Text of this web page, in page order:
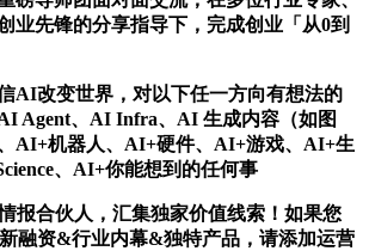
业先锋的分享指导下，完成创业「从0到
改变世界，对以下任一方向有想法的
Agent、AI Infra、AI 生成内容（如图
AI+机器人、AI+硬件、AI+游戏、AI+生
、AI+你能想到的任何事
合伙人，汇集独家价值线索！如果您
融资&行业内幕&独特产品，请添加运营